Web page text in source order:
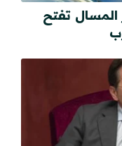
المسال تفتح